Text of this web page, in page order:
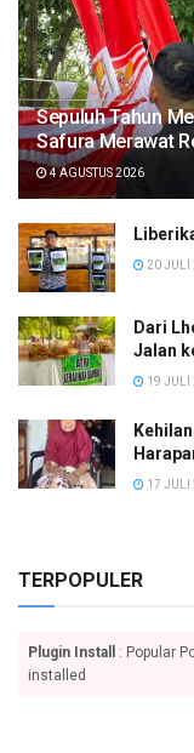
Sepuluh Tahun
Safura Merawat
4 AGUSTUS 2026
20 JULI
Dari
Jalan
19 JULI
17 JULI
TERPOPULER
Plugin Install
: Popular
installed